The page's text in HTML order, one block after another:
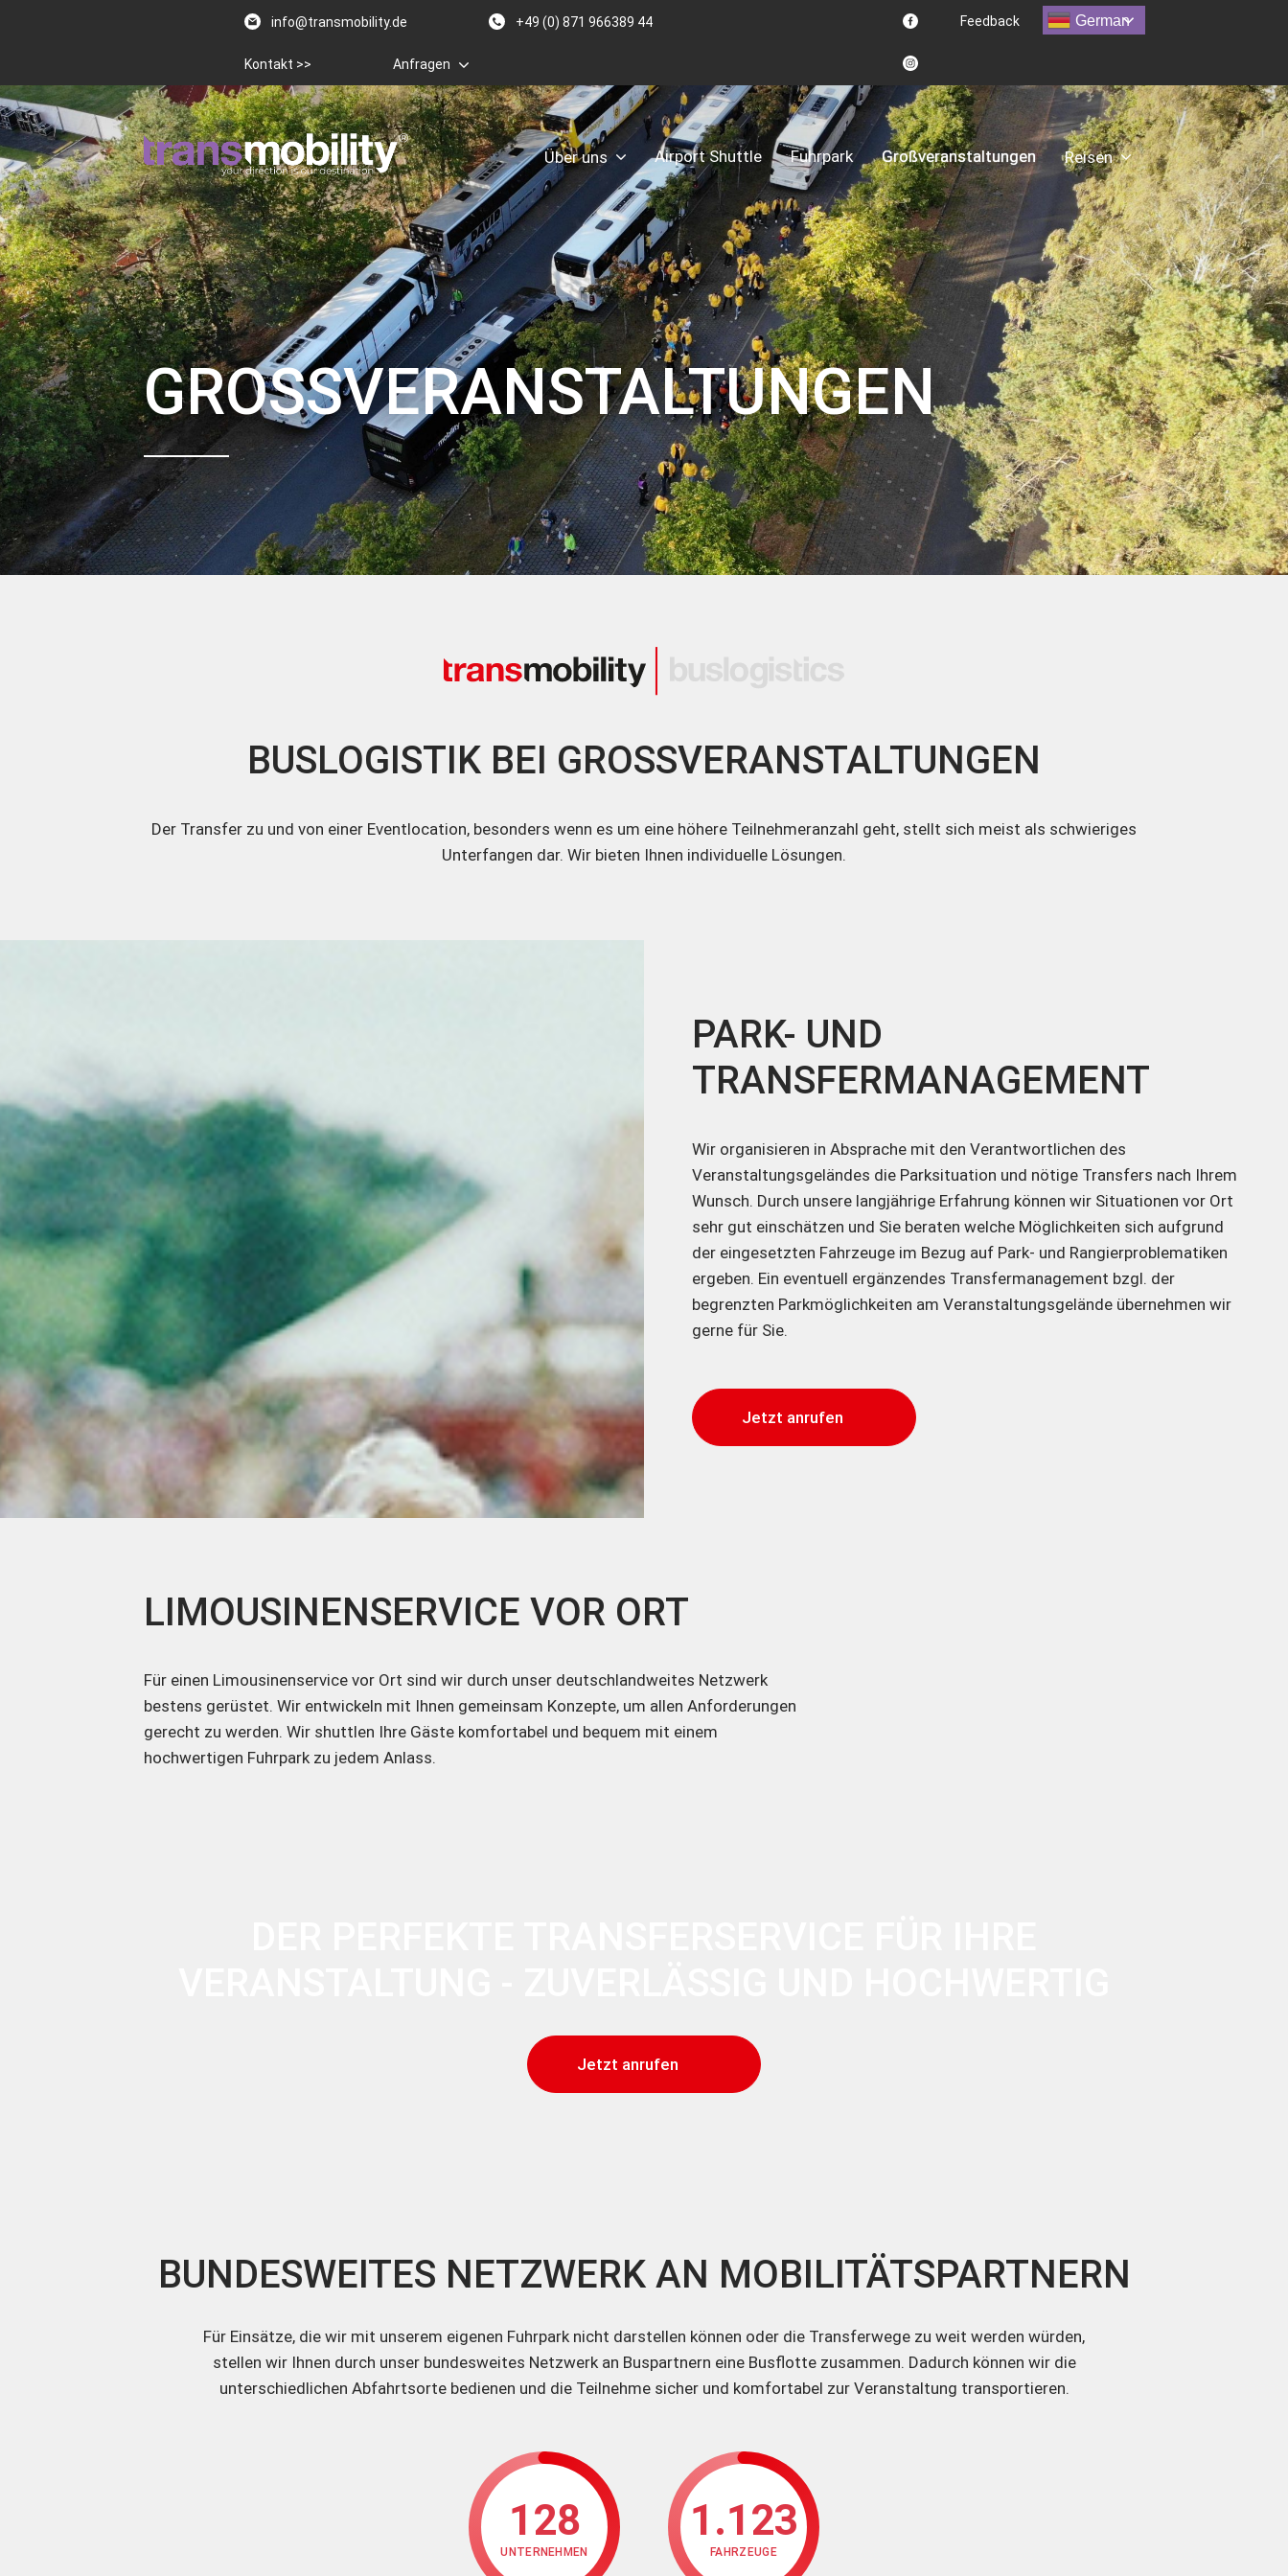
info@transmobility.de +49 (0) 871 966389 44
Kontakt >> Anfragen
Feedback German
Über uns Airport Shuttle Fuhrpark Großveranstaltungen Reisen
GROSSVERANSTALTUNGEN
BUSLOGISTIK BEI GROSSVERANSTALTUNGEN
Der Transfer zu und von einer Eventlocation, besonders wenn es um eine höhere Teilnehmeranzahl geht, stellt sich meist als schwieriges
Unterfangen dar. Wir bieten Ihnen individuelle Lösungen.
PARK- UND
TRANSFERMANAGEMENT
Wir organisieren in Absprache mit den Verantwortlichen des
Veranstaltungsgeländes die Parksituation und nötige Transfers nach Ihrem
Wunsch. Durch unsere langjährige Erfahrung können wir Situationen vor Ort
sehr gut einschätzen und Sie beraten welche Möglichkeiten sich aufgrund
der eingesetzten Fahrzeuge im Bezug auf Park- und Rangierproblematiken
ergeben. Ein eventuell ergänzendes Transfermanagement bzgl. der
begrenzten Parkmöglichkeiten am Veranstaltungsgelände übernehmen wir
gerne für Sie.
Jetzt anrufen
LIMOUSINENSERVICE VOR ORT
Für einen Limousinenservice vor Ort sind wir durch unser deutschlandweites Netzwerk
bestens gerüstet. Wir entwickeln mit Ihnen gemeinsam Konzepte, um allen Anforderungen
gerecht zu werden. Wir shuttlen Ihre Gäste komfortabel und bequem mit einem
hochwertigen Fuhrpark zu jedem Anlass.
Jetzt anrufen
BUNDESWEITES NETZWERK AN MOBILITÄTSPARTNERN
Für Einsätze, die wir mit unserem eigenen Fuhrpark nicht darstellen können oder die Transferwege zu weit werden würden,
stellen wir Ihnen durch unser bundesweites Netzwerk an Buspartnern eine Busflotte zusammen. Dadurch können wir die
unterschiedlichen Abfahrtsorte bedienen und die Teilnehme sicher und komfortabel zur Veranstaltung transportieren.
128
UNTERNEHMEN
1.123
FAHRZEUGE